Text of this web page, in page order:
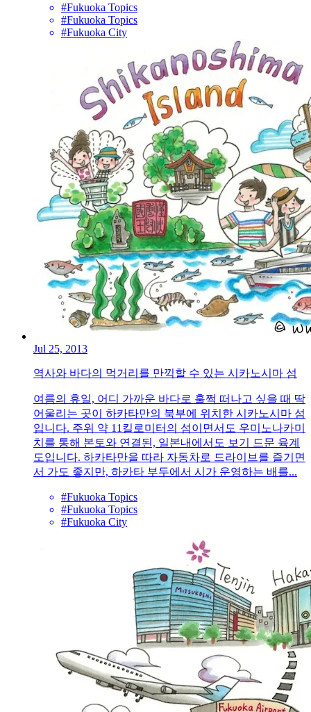
#Fukuoka Topics
#Fukuoka Topics
#Fukuoka City
Jul 25, 2013
역사와 바다의 먹거리를 만끽할 수 있는 시카노시마 섬
여름의 휴일, 어디 가까운 바다로 훌쩍 떠나고 싶을 때 딱
어울리는 곳이 하카타만의 북부에 위치한 시카노시마 섬
입니다. 주위 약 11킬로미터의 섬이면서도 우미노나카미
치를 통해 본토와 연결된, 일본내에서도 보기 드문 육계
도입니다. 하카타만을 따라 자동차로 드라이브를 즐기면
서 가도 좋지만, 하카타 부두에서 시가 운영하는 배를...
#Fukuoka Topics
#Fukuoka Topics
#Fukuoka City